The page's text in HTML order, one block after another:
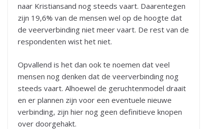
naar Kristiansand nog steeds vaart. Daarentegen
zijn 19,6% van de mensen wel op de hoogte dat
de veerverbinding niet meer vaart. De rest van de
respondenten wist het niet.
Opvallend is het dan ook te noemen dat veel
mensen nog denken dat de veerverbinding nog
steeds vaart. Alhoewel de geruchtenmodel draait
en er plannen zijn voor een eventuele nieuwe
verbinding, zijn hier nog geen definitieve knopen
over doorgehakt.